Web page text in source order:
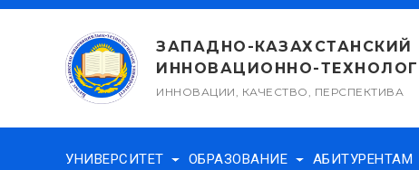
Перейти
содержимому
ЗАПАДНО-КАЗАХСТАНСКИЙ
ИННОВАЦИОННО-
ИННОВАЦИИ, КАЧЕСТВО, ПЕРСПЕКТИВА
УНИВЕРСИТЕТ ОБРАЗОВАНИЕ АБИТУРЕНТАМ